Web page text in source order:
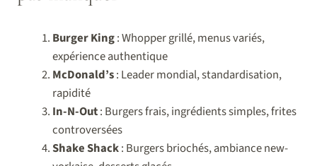
Burger King: Whopper grillé, menus variés,
expérience authentique
McDonald’s: Leader mondial, standardisation,
rapidité
In-N-Out: Burgers frais, ingrédients simples, frites
controversées
Shake Shack: Burgers briochés, ambiance new-